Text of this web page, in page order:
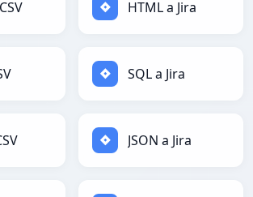
HTML a Jira
SQL a Jira
JSON a Jira